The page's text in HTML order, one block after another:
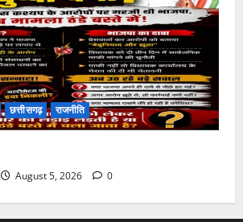
छत्तीसगढ़ राजनीति
August 5, 2026 0